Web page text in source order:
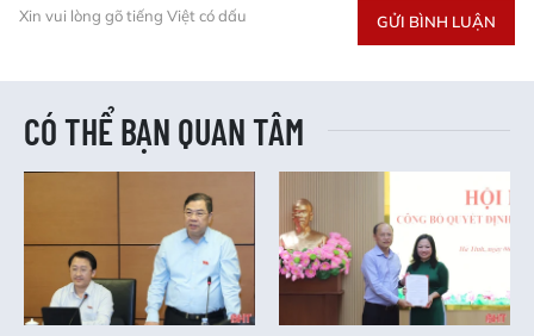
Xin vui lòng gõ tiếng Việt có dấu GỬI BÌNH LUẬN
CÓ THỂ BẠN QUAN TÂM